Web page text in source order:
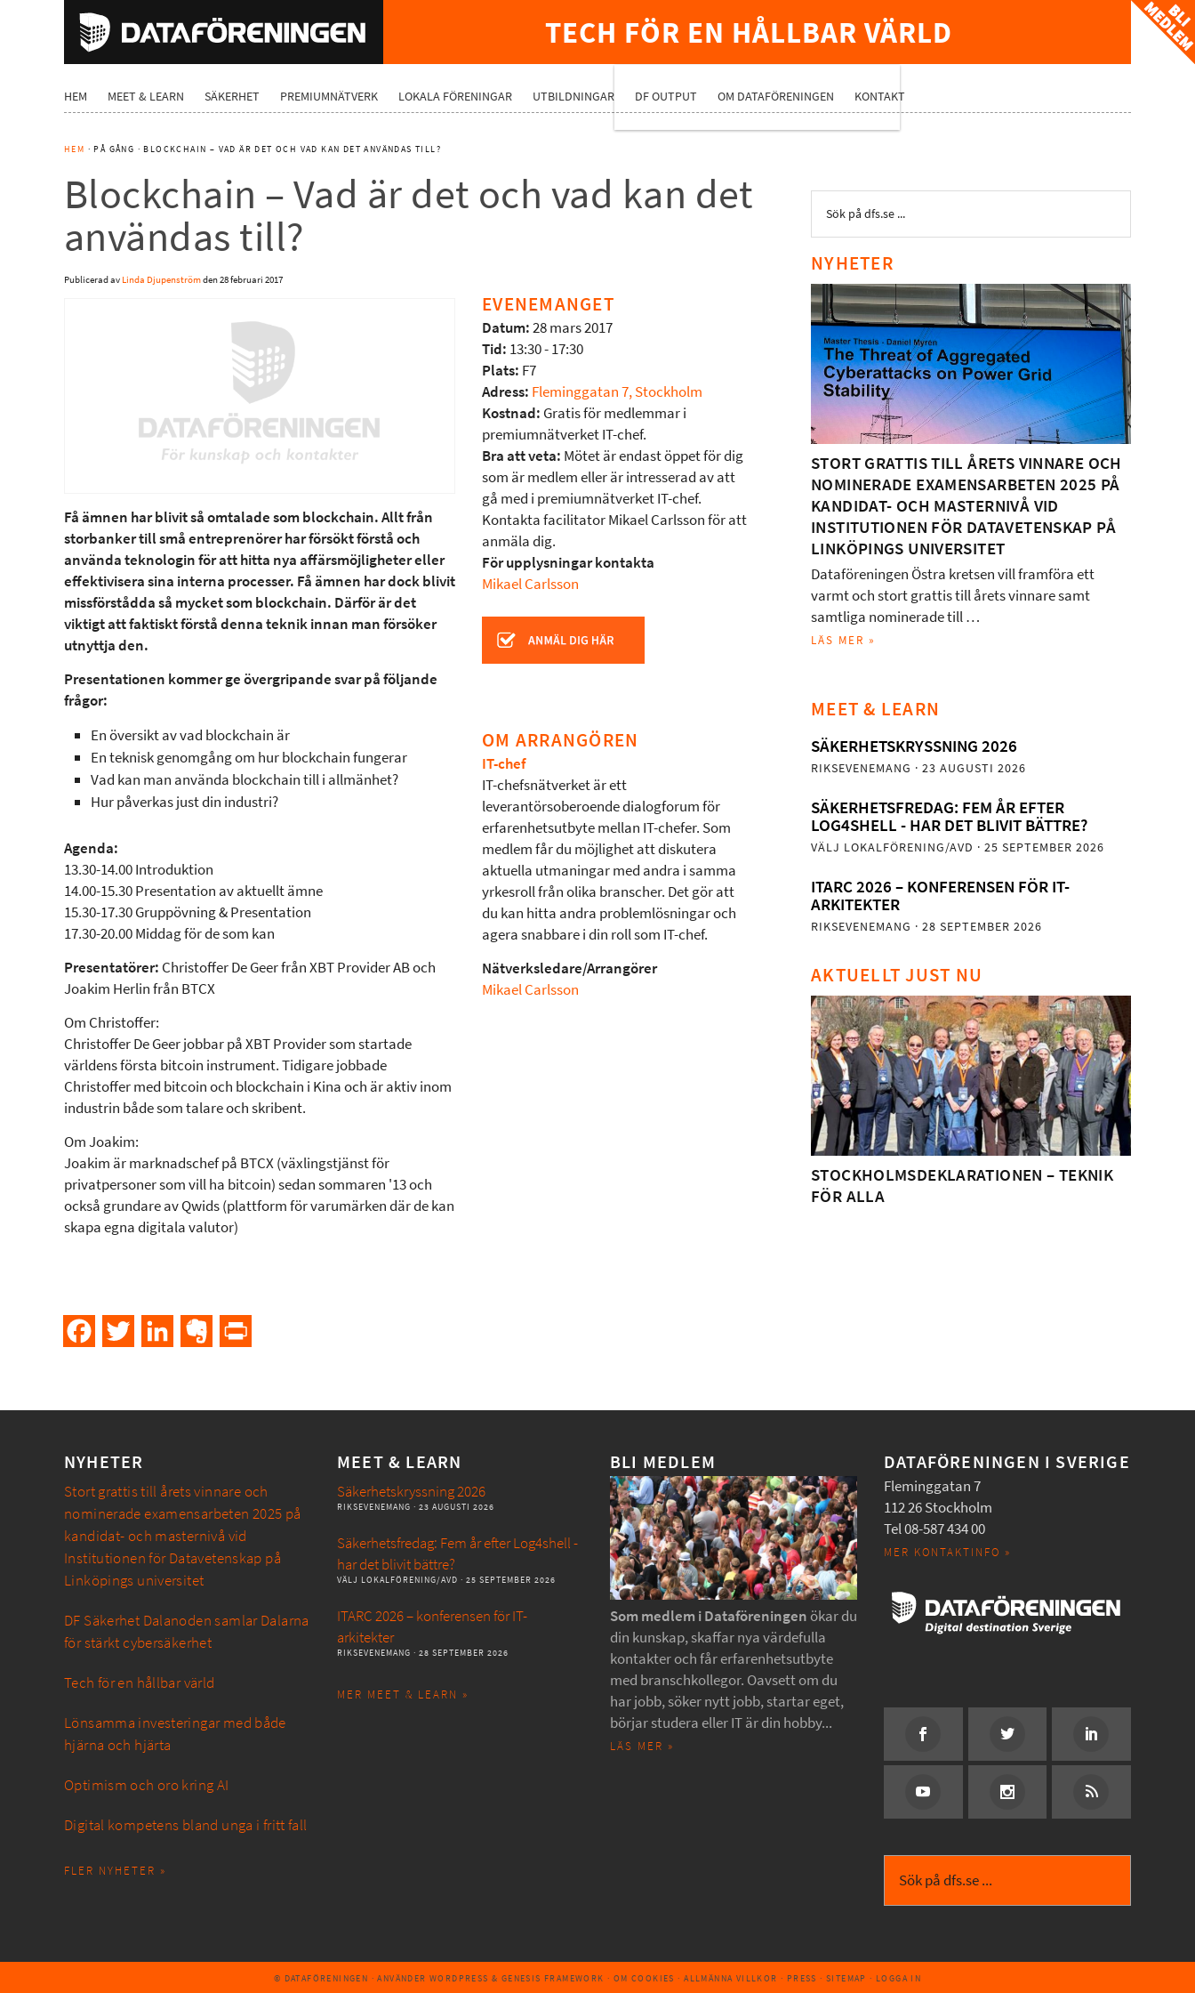
TECH FÖR EN HÅLLBAR VÄRLD
PREMIUMNÄTVERK
HEM MEET & LEARN SÄKERHET PREMIUMNÄTVERK LOKALA FÖRENINGAR UTBILDNINGAR DF OUTPUT OM DATAFÖRENINGEN KONTAKT
HEM · PÅ GÅNG · BLOCKCHAIN – VAD ÄR DET OCH VAD KAN DET ANVÄNDAS TILL?
Blockchain – Vad är det och vad kan det
användas till?
Publicerad av Linda Djupenströmden28 februari 2017
Få ämnen har blivit så omtalade som blockchain. Allt från
storbanker till små entreprenörer har försökt förstå och
använda teknologin för att hitta nya affärsmöjligheter eller
effektivisera sina interna processer. Få ämnen har dock blivit
missförstådda så mycket som blockchain. Därför är det
viktigt att faktiskt förstå denna teknik innan man försöker
utnyttja den.
Presentationen kommer ge övergripande svar på följande
frågor:
En översikt av vad blockchain är
En teknisk genomgång om hur blockchain fungerar
Vad kan man använda blockchain till i allmänhet?
Hur påverkas just din industri?
Agenda:
13.30-14.00 Introduktion
14.00-15.30 Presentation av aktuellt ämne
15.30-17.30 Gruppövning & Presentation
17.30-20.00 Middag för de som kan
Presentatörer: Christoffer De Geer från XBT Provider AB och
Joakim Herlin från BTCX
Om Christoffer:
Christoffer De Geer jobbar på XBT Provider som startade
världens första bitcoin instrument. Tidigare jobbade
Christoffer med bitcoin och blockchain i Kina och är aktiv inom
industrin både som talare och skribent.
Om Joakim:
Joakim är marknadschef på BTCX (växlingstjänst för
privatpersoner som vill ha bitcoin) sedan sommaren '13 och
också grundare av Qwids (plattform för varumärken där de kan
skapa egna digitala valutor)
EVENEMANGET
Datum:28 mars 2017
Tid: 13:30 - 17:30
Plats: F7
Adress: Fleminggatan 7, Stockholm
Kostnad: Gratis för medlemmar i
premiumnätverket IT-chef.
Bra att veta: Mötet är endast öppet för dig
som är medlem eller är intresserad av att
gå med i premiumnätverket IT-chef.
Kontakta facilitator Mikael Carlsson för att
anmäla dig.
För upplysningar kontakta
Mikael Carlsson
OM ARRANGÖREN
IT-chef
IT-chefsnätverket är ett
leverantörsoberoende dialogforum för
erfarenhetsutbyte mellan IT-chefer. Som
medlem får du möjlighet att diskutera
aktuella utmaningar med andra i samma
yrkesroll från olika branscher. Det gör att
du kan hitta andra problemlösningar och
agera snabbare i din roll som IT-chef.
Nätverksledare/Arrangörer
Mikael Carlsson
FacebookTwitter LinkedInEvernote
NYHETER
STORT GRATTIS TILL ÅRETS VINNARE OCH
NOMINERADE EXAMENSARBETEN 2025 PÅ
KANDIDAT- OCH MASTERNIVÅ VID
INSTITUTIONEN FÖR DATAVETENSKAP PÅ
LINKÖPINGS UNIVERSITET
Dataföreningen Östra kretsen vill framföra ett
varmt och stort grattis till årets vinnare samt
samtliga nominerade till …
LÄS MER »
MEET & LEARN
SÄKERHETSKRYSSNING 2026
RIKSEVENEMANG · 23 AUGUSTI 2026
SÄKERHETSFREDAG: FEM ÅR EFTER
LOG4SHELL - HAR DET BLIVIT BÄTTRE?
VÄLJ LOKALFÖRENING/AVD · 25 SEPTEMBER 2026
ITARC 2026 – KONFERENSEN FÖR IT-
ARKITEKTER
RIKSEVENEMANG · 28 SEPTEMBER 2026
AKTUELLT JUST NU
STOCKHOLMSDEKLARATIONEN – TEKNIK
FÖR ALLA
NYHETER
Stort grattis till årets vinnare och
nominerade examensarbeten 2025 på
kandidat- och masternivå vid
Institutionen för Datavetenskap på
Linköpings universitet
DF Säkerhet Dalanoden samlar Dalarna
för stärkt cybersäkerhet
Tech för en hållbar värld
Lönsamma investeringar med både
hjärna och hjärta
Optimism och oro kring AI
Digital kompetens bland unga i fritt fall
FLER NYHETER »
MEET & LEARN
Säkerhetskryssning 2026
RIKSEVENEMANG · 23 AUGUSTI 2026
Säkerhetsfredag: Fem år efter Log4shell -
har det blivit bättre?
VÄLJ LOKALFÖRENING/AVD · 25 SEPTEMBER 2026
ITARC 2026 – konferensen för IT-
arkitekter
RIKSEVENEMANG · 28 SEPTEMBER 2026
MER MEET & LEARN »
BLI MEDLEM
Som medlem i Dataföreningen ökar du
din kunskap, skaffar nya värdefulla
kontakter och får erfarenhetsutbyte
med branschkollegor. Oavsett om du
har jobb, söker nytt jobb, startar eget,
börjar studera eller IT är din hobby...
LÄS MER »
DATAFÖRENINGEN I SVERIGE
Fleminggatan 7
112 26 Stockholm
Tel 08-587 434 00
MER KONTAKTINFO »
© DATAFÖRENINGEN · ANVÄNDERWORDPRESS & GENESIS FRAMEWORK · OM COOKIES ·ALLMÄNNA VILLKOR · PRESS · SITEMAP · LOGGA IN